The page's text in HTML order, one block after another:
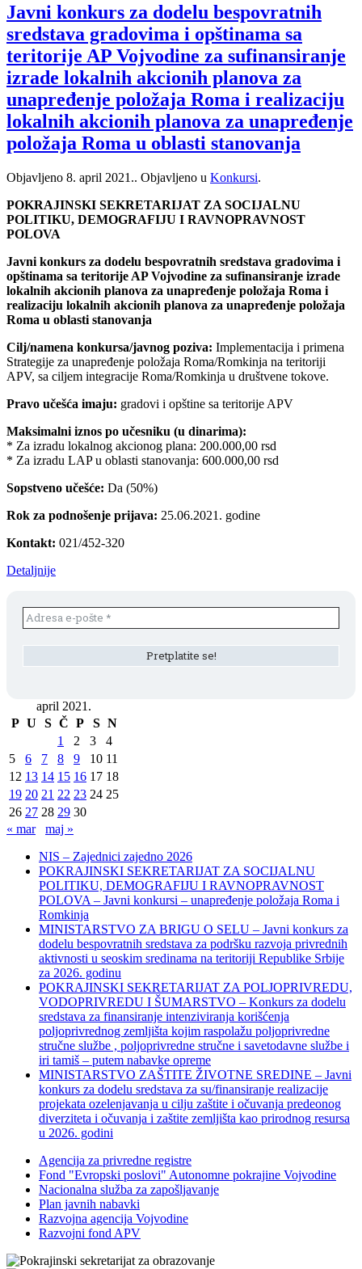
Javni konkurs za dodelu bespovratnih
sredstava gradovima i opštinama sa
teritorije AP Vojvodine za sufinansiranje
izrade lokalnih akcionih planova za
unapređenje položaja Roma i realizaciju
lokalnih akcionih planova za unapređenje
položaja Roma u oblasti stanovanja
Objavljeno 8. april 2021.. Objavljeno u Konkursi.
POKRAJINSKI SEKRETARIJAT ZA SOCIJALNU
POLITIKU, DEMOGRAFIJU I RAVNOPRAVNOST
POLOVA
Javni konkurs za dodelu bespovratnih sredstava gradovima i
opštinama sa teritorije AP Vojvodine za sufinansiranje izrade
lokalnih akcionih planova za unapređenje položaja Roma i
realizaciju lokalnih akcionih planova za unapređenje položaja
Roma u oblasti stanovanja
Cilj/namena konkursa/javnog poziva: Implementacija i primena
Strategije za unapređenje položaja Roma/Romkinja na teritoriji
APV, sa ciljem integracije Roma/Romkinja u društvene tokove.
Pravo učešća imaju: gradovi i opštine sa teritorije APV
Maksimalni iznos po učesniku (u dinarima):
* Za izradu lokalnog akcionog plana: 200.000,00 rsd
* Za izradu LAP u oblasti stanovanja: 600.000,00 rsd
Sopstveno učešće: Da (50%)
Rok za podnošenje prijava: 25.06.2021. godine
Kontakt: 021/452-320
Detaljnije
april 2021.
P U S Č P S N
1
2 3
4
5
6 7 8 9 10 11
12 13 14 15 16 17 18
19 20 21 22 23 24 25
26 27 28 29 30
« mar
maj »
NIS – Zajednici zajedno 2026
POKRAJINSKI SEKRETARIJAT ZA SOCIJALNU
POLITIKU, DEMOGRAFIJU I RAVNOPRAVNOST
POLOVA – Javni konkursi – unapređenje položaja Roma i
Romkinja
MINISTARSTVO ZA BRIGU O SELU – Javni konkurs za
dodelu bespovratnih sredstava za podršku razvoja privrednih
aktivnosti u seoskim sredinama na teritoriji Republike Srbije
za 2026. godinu
POKRAJINSKI SEKRETARIJAT ZA POLJOPRIVREDU,
VODOPRIVREDU I ŠUMARSTVO – Konkurs za dodelu
sredstava za finansiranje intenziviranja korišćenja
poljoprivrednog zemljišta kojim raspolažu poljoprivredne
stručne službe , poljoprivredne stručne i savetodavne službe i
iri tamiš ‒ putem nabavke opreme
MINISTARSTVO ZAŠTITE ŽIVOTNE SREDINE – Javni
konkurs za dodelu sredstava za su/finansiranje realizacije
projekata ozelenjavanja u cilju zaštite i očuvanja predeonog
diverziteta i očuvanja i zaštite zemljišta kao prirodnog resursa
u 2026. godini
Agencija za privredne registre
Fond "Evropski poslovi" Autonomne pokrajine Vojvodine
Nacionalna služba za zapošljavanje
Plan javnih nabavki
Razvojna agencija Vojvodine
Razvojni fond APV